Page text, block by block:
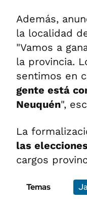
Además,
la localidad
"Vamos a
la provincia.
sentimos en
gente está
Neuquén",
La
las
cargos
Temas